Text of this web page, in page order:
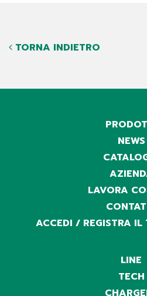
TORNA INDIETRO
NEWS
LAVORA
ACCEDI / REGISTRA
LINE
TECH